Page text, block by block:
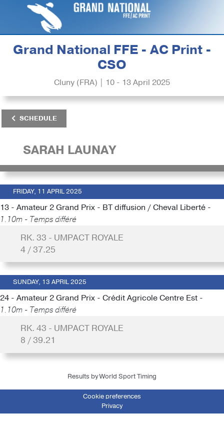
Grand National FFE - AC Print -
CSO
Cluny (FRA) | 10 - 13 April 2025
SCHEDULE
SARAH LAUNAY
FRIDAY, 11 APRIL 2025
13 - Amateur 2 Grand Prix - BT diffusion / Cheval Liberté -
1.10m - Temps différé
RK. 33 - UMPACT ROYALE
4 / 37.25
SUNDAY, 13 APRIL 2025
24 - Amateur 2 Grand Prix - Crédit Agricole Centre Est -
1.10m - Temps différé
RK. 43 - UMPACT ROYALE
8 / 39.21
Results by World Sport Timing
Cookie preferences
Privacy